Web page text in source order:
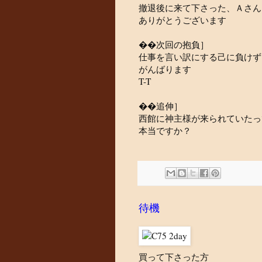
撤退後に来て下さった、Ａさん
ありがとうございます
��次回の抱負］
仕事を言い訳にする己に負けず
がんばります
T-T
��追伸］
西館に神主様が来られていた
本当ですか？
待機
買って下さった方